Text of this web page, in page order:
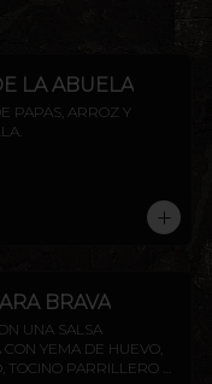
LA ABUELA
PAPAS, ARROZ Y
BRAVA
UNA SALSA
YEMA DE HUEVO,
TOCINO PARRILLERO Y